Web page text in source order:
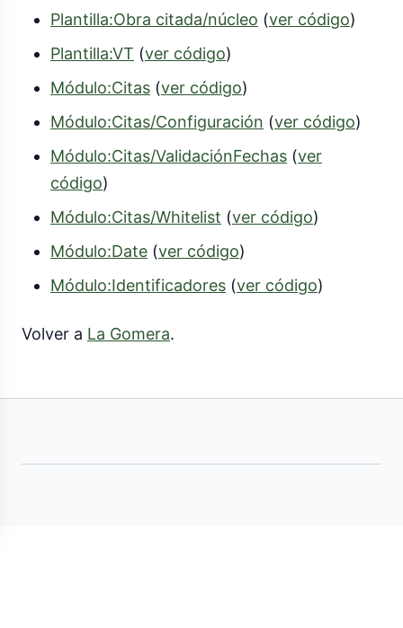
Plantilla:Obra citada/núcleo (ver código)
Plantilla:VT (ver código)
Módulo:Citas (ver código)
Módulo:Citas/Configuración (ver código)
Módulo:Citas/ValidaciónFechas (ver
código)
Módulo:Citas/Whitelist (ver código)
Módulo:Date (ver código)
Módulo:Identificadores (ver código)
Volver a La Gomera.